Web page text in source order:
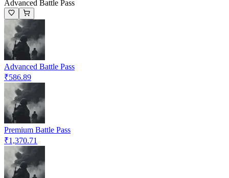
Advanced Battle Pass
Advanced Battle Pass
₹586.89
Premium Battle Pass
₹1,370.71